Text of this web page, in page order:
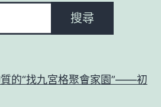
搜尋
質的“找九宮格聚會家園”——初